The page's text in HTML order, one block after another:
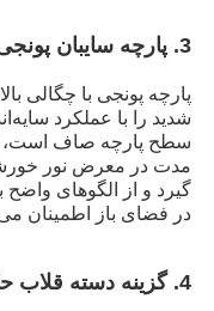
3. پارچه سایبان پونجی 190 تی ضد آب
پارچه پونجی با چگالی
سطح پارچه صاف است،
مدت در معرض نور
گیرد و از الگوهای واضح
در فضای باز اطمینان
4. گزینه دسته قلاب حکاکی شده سفارشی